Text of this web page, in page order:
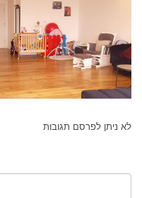
לא ניתן לפרסם תגובות